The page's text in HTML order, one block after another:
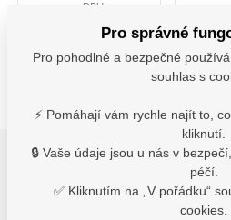
s DPH
Detail
Varianty
Pro správné
Pro pohodlné a bezpečné
souhlas s
⚡ Pomáhají vám rychle najít to,
kliknutí.
🔒 Vaše údaje jsou u nás v
péčí.
✅ Kliknutím na „V pořádku“
cookies.